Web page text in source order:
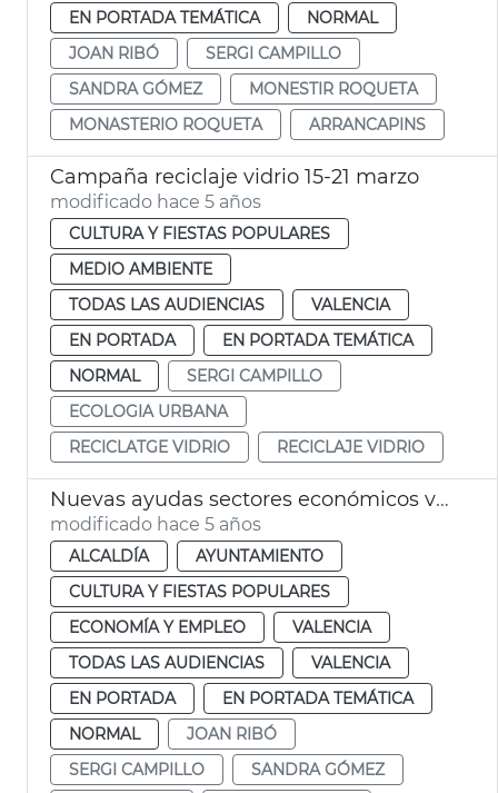
EN PORTADA TEMÁTICA
NORMAL
JOAN RIBÓ
SERGI CAMPILLO
SANDRA GÓMEZ
MONESTIR ROQUETA
MONASTERIO ROQUETA
ARRANCAPINS
Campaña reciclaje vidrio 15-21 marzo
modificado hace 5 años
CULTURA Y FIESTAS POPULARES
MEDIO AMBIENTE
TODAS LAS AUDIENCIAS
VALENCIA
EN PORTADA
EN PORTADA TEMÁTICA
NORMAL
SERGI CAMPILLO
ECOLOGIA URBANA
RECICLATGE VIDRIO
RECICLAJE VIDRIO
Nuevas ayudas sectores económicos vinculados a las Fallas
modificado hace 5 años
ALCALDÍA
AYUNTAMIENTO
CULTURA Y FIESTAS POPULARES
ECONOMÍA Y EMPLEO
VALENCIA
TODAS LAS AUDIENCIAS
VALENCIA
EN PORTADA
EN PORTADA TEMÁTICA
NORMAL
JOAN RIBÓ
SERGI CAMPILLO
SANDRA GÓMEZ